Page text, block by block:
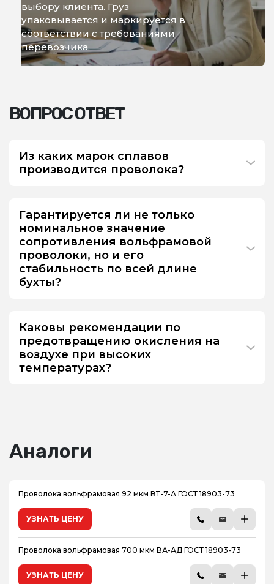
выбору клиента. Груз
упаковывается и маркируется в
соответствии с требованиями
перевозчика.
ВОПРОС ОТВЕТ
Из каких марок сплавов
производится проволока?
Гарантируется ли не только
номинальное значение
сопротивления вольфрамовой
проволоки, но и его
стабильность по всей длине
бухты?
Каковы рекомендации по
предотвращению окисления на
воздухе при высоких
температурах?
Аналоги
Проволока вольфрамовая 92 мкм ВТ-7-А ГОСТ 18903-73
УЗНАТЬ ЦЕНУ
Проволока вольфрамовая 700 мкм ВА-АД ГОСТ 18903-73
УЗНАТЬ ЦЕНУ